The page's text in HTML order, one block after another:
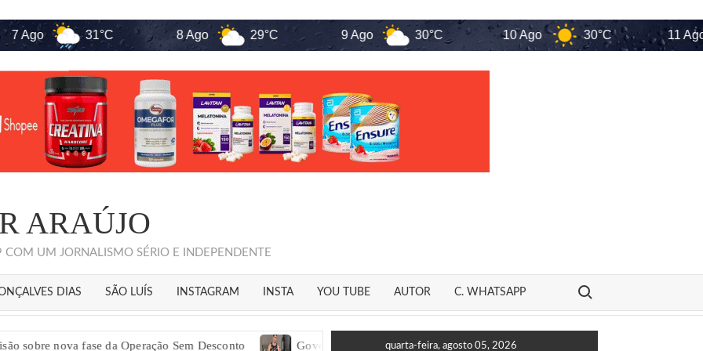
31°C 8 Ago 29°C 9 Ago 30°C 10 Ago 30°C 11 Ago
ARAÚJO
UM JORNALISMO SÉRIO E INDEPENDENTE
DIAS SÃO LUÍS INSTAGRAM INSTA YOU TUBE AUTOR C. WHATSAPP
Search for:
fase da Operação Sem Desconto Governador Eugênio Barros, homem é preso por tentativa de feminicídio após denúncia
quarta-feira, agosto 05, 2026